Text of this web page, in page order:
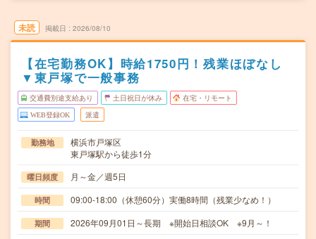
未読 掲載日 2026/08/10
【在宅勤務OK】時給1750円！残業ほぼなし
▼東戸塚で一般事務
交通費別途支給あり 土日祝日が休み 在宅・リモート
WEB登録OK 派遣
勤務地
横浜市戸塚区
東戸塚駅から徒歩1分
曜日頻度 月～金／週5日
時間 09:00-18:00（休憩60分）実働8時間（残業少なめ！）
期間 2026年09月01日～長期 ※開始日相談OK ※9月～！